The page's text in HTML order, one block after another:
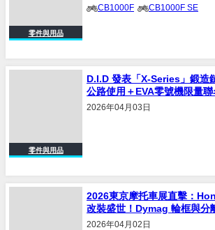
零件與用品
零件與用品
D.I.D 發表「X-Series」鍛造
公路使用＋EVA零號機限量聯
京摩托車展】
2026年04月03日
2026東京摩托車展直擊：
改裝盛世！Dymag 輪框與分
(Part 1)
2026年04月02日